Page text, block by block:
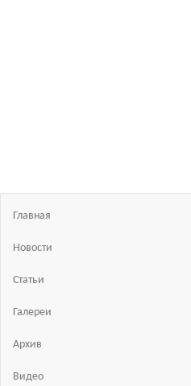
Главная
Новости
Статьи
Галереи
Архив
Видео